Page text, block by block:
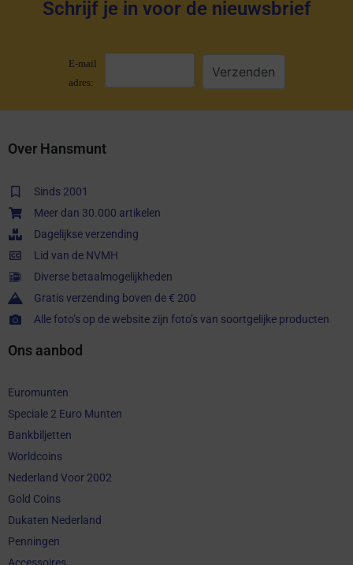
Schrijf je in voor de nieuwsbrief
E-mail
adres:
Over Hansmunt
Sinds 2001
Meer dan 30.000 artikelen
Dagelijkse verzending
Lid van de NVMH
Diverse betaalmogelijkheden
Gratis verzending boven de € 200
Alle foto’s op de website zijn foto’s van soortgelijke producten
Ons aanbod
Euromunten
Speciale 2 Euro Munten
Bankbiljetten
Worldcoins
Nederland Voor 2002
Gold Coins
Dukaten Nederland
Penningen